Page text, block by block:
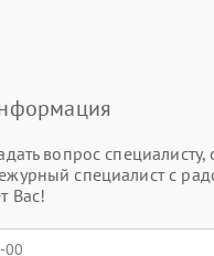
вопрос специалисту,
специалист с
Вас!